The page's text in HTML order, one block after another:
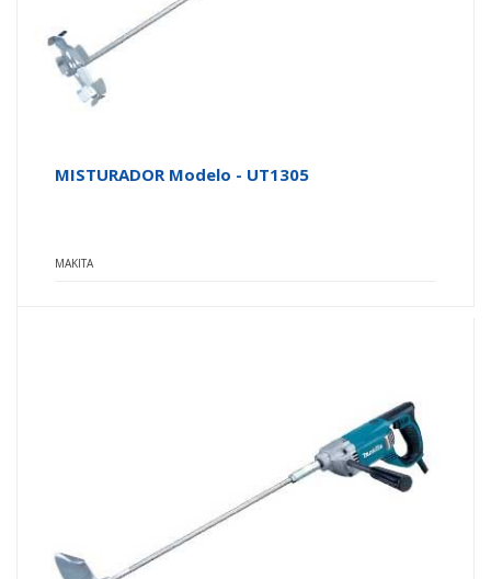
MISTURADOR Modelo - UT1305
MAKITA